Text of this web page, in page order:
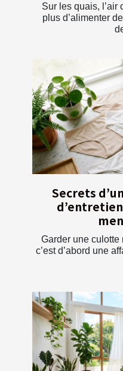
Sur les quais, l’air
plus d’alimenter
Secrets
Garder une culotte
c’est d’abord une